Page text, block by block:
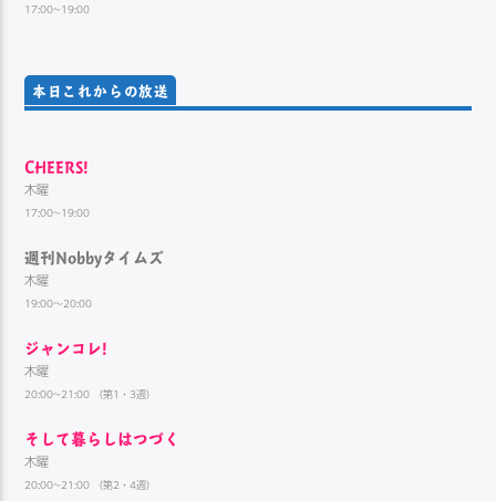
17:00~19:00
本日これからの放送
CHEERS!
木曜
17:00~19:00
週刊Nobbyタイムズ
木曜
19:00～20:00
ジャンコレ!
木曜
20:00~21:00 （第1・3週）
そして暮らしはつづく
木曜
20:00~21:00 （第2・4週）